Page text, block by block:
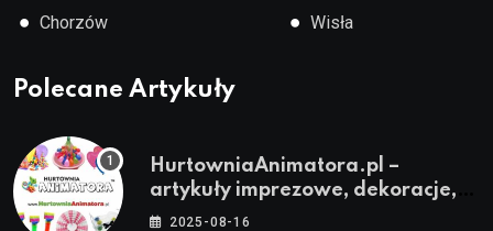
● Chorzów ● Wisła
Polecane Artykuły
HurtowniaAnimatora.pl –
artykuły imprezowe, dekoracje,
stroje i akcesoria dla animatorów
2025-08-16